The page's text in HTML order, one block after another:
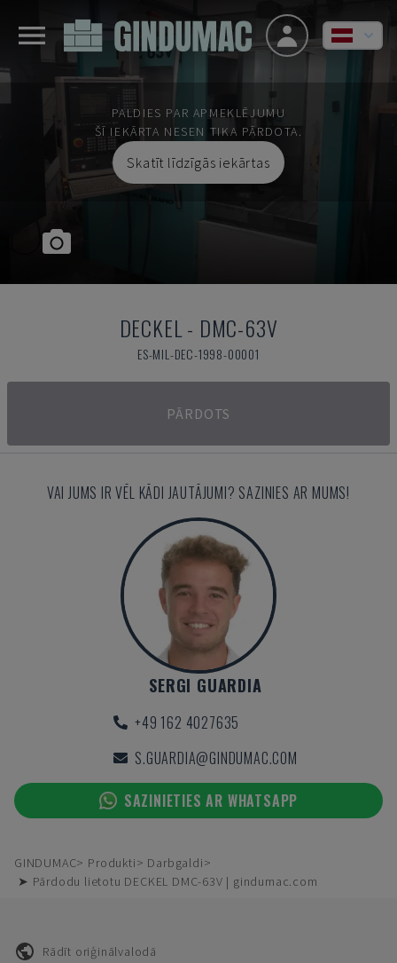
PALDIES PAR APMEKLĒJUMU
ŠĪ IEKĀRTA NESEN TIKA PĀRDOTA.
Skatīt līdzīgās iekārtas
DECKEL- DMC-63V
ES-MIL-DEC-1998-00001
PĀRDOTS
VAI JUMS IR VĒL KĀDI JAUTĀJUMI? SAZINIES AR MUMS!
SERGI GUARDIA
+49 162 4027635
S.GUARDIA@GINDUMAC.COM
SAZINIETIES AR WHATSAPP
GINDUMAC Produkti
Darbgaldi
➤ Pārdodu lietotu DECKEL DMC-63V | gindumac.com
Rādīt oriģinālvalodā